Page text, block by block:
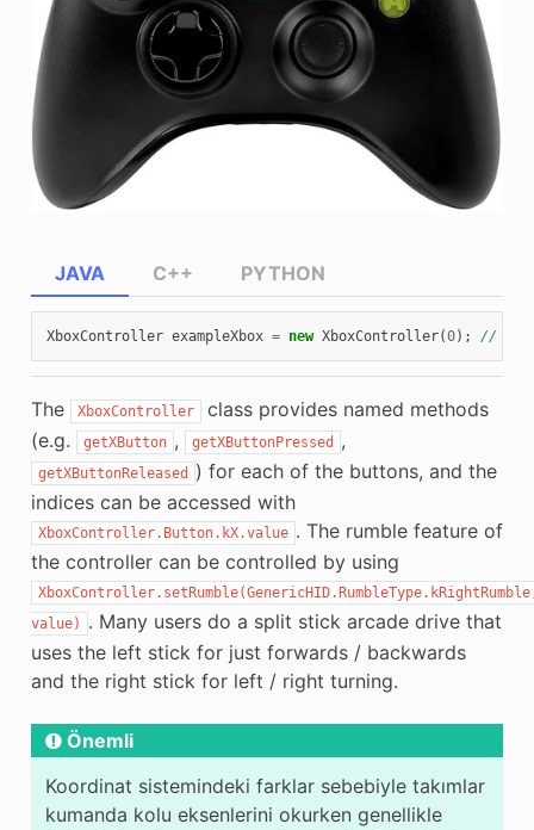
JAVA
XboxController exampleXbox = new XboxController(0); // 0 is
C++ PYTHON
The XboxController
class provides named methods
(e.g.
getXButton , getXButtonPressed ,
getXButtonReleased
) for each of the buttons, and the
indices can be accessed with
XboxController.Button.kX.value . The rumble feature of
the controller can be controlled by using
value)
. Many users do a split stick arcade drive that
uses the left stick for just forwards / backwards
and the right stick for left / right turning.
Önemli
Koordinat sistemindeki farklar sebebiyle takımlar
kumanda kolu eksenlerini okurken genellikle